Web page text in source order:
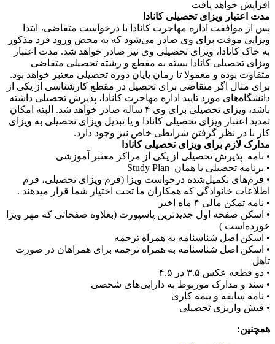
افزایش خواهد یافت
مدت اعتبار ویزای تحصیلی کانادا
پس از موافقت اداره مهاجرت کانادا با درخواست متقاضی، ابتدا
ویزایی موقت برای وی صادر می‌شود که به محض ورود فرد مذکور
به خاک کانادا، ویزای تحصیلی وی نیز صادر خواهد شد. مدت اعتبار
ویزای تحصیلی کانادا بسته به مقطع و رشته تحصیلی متقاضی
متفاوت بوده و معمولا تا زمان پایان دوره تحصیلی معتبر خواهد بود.
برای مثال اگر متقاضی برای تحصیل در مقطع کارشناسی از یکی از
دانشگاه‌های مورد تایید اداره مهاجرت کانادا، پذیرش تحصیلی داشته
باشد، ویزای تحصیلی برای وی ۴ ساله صادر خواهد شد. البته امکان
تمدید اعتبار ویزای تحصیلی کانادا و یا تبدیل ویزای تحصیلی به ویزای
کار با در نظر گرفتن شرایطی خاص نیز وجود دارد.
مدارک لازم برای ویزای تحصیلی کانادا
• نامه پذیرش تحصیلی از یکی از مراکز معتبر آموزشی
• برنامه تحصیلی یا همان Study Plan
• فرم‌های تکمیل‌شده درخواست ویزا (فرم ویزای تحصیلی، فرم
اطلاعات خانوادگی که همکاران ما تحت اختیار شما قرار میدهند .
• نامه تمکن مالی ۴ ماه اخیر
• اسکن صفحه اول جدیدترین پاسپورت (بعلاوه صفحاتی که مهر ویزا
خورده‌است )
• اسکن اصل شناسنامه به همراه ترجمه
• اسکن اصل شناسنامه به همراه ترجمه برای همراهان در صورت
تاهل
• دو قطعه عکس ۳.۵ در ۴.۵
• سند و مدارک موربوط به دارایی‌های شخصی
• نامه سابقه و بیمه کاری
• فیش واریزی تحصیلی
همچنین: